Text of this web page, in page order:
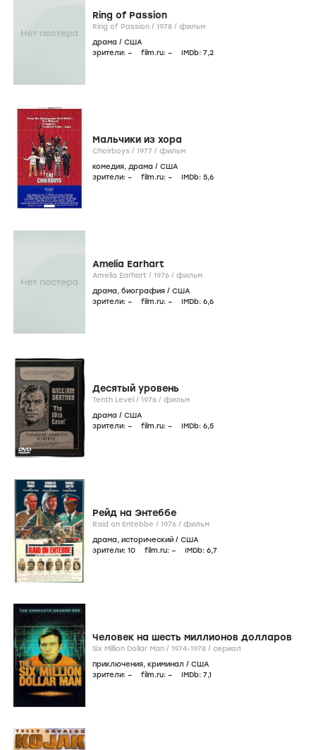
Ring of Passion
Ring of Passion / 1978 / фильм
драма / США
зрители: – film.ru: – IMDb: 7,2
Мальчики из хора
Choirboys / 1977 / фильм
комедия, драма / США
зрители: – film.ru: – IMDb: 5,6
Amelia Earhart
Amelia Earhart / 1976 / фильм
драма, биография / США
зрители: – film.ru: – IMDb: 6,6
Десятый уровень
Tenth Level / 1976 / фильм
драма / США
зрители: – film.ru: – IMDb: 6,5
Рейд на Энтеббе
Raid on Entebbe / 1976 / фильм
драма, исторический / США
зрители: 10 film.ru: – IMDb: 6,7
Человек на шесть миллионов долларов
Six Million Dollar Man / 1974-1978 / сериал
приключения, криминал / США
зрители: – film.ru: – IMDb: 7,1